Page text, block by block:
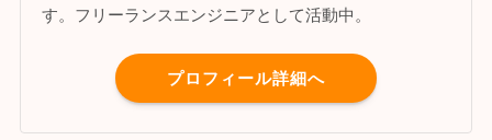
す。フリーランスエンジニアとして活動中。
プロフィール詳細へ